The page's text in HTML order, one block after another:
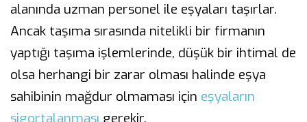
alanında uzman personel ile eşyaları taşırlar.
Ancak taşıma sırasında nitelikli bir firmanın
yaptığı taşıma işlemlerinde, düşük bir ihtimal de
olsa herhangi bir zarar olması halinde eşya
sahibinin mağdur olmaması için eşyaların
sigortalanması gerekir.